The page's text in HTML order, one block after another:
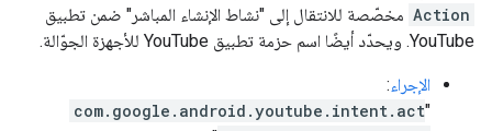
Action مخصّصة للانتقال إلى "نشاط الإنشاء المباشر" ضمن تطبيق
YouTube. ويحدّد أيضًا اسم حزمة تطبيق YouTube للأجهزة الجوّالة.
الإجراء:
"
com.google.android.youtube.intent.act